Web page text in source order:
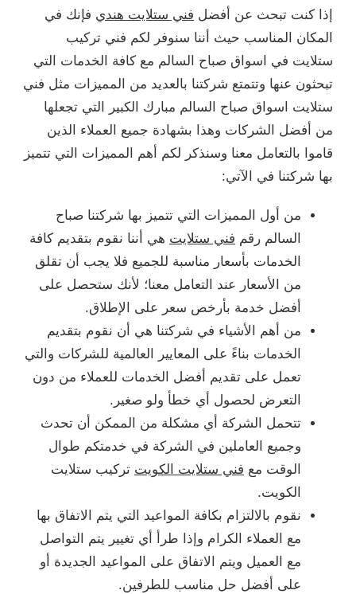
إذا كنت تبحث عن أفضل فني ستلايت هندي فإنك في
المكان المناسب حيث أننا سنوفر لكم فني تركيب
ستلايت في اسواق صباح السالم مع كافة الخدمات التي
تبحثون عنها وتتمتع شركتنا بالعديد من المميزات مثل فني
ستلايت اسواق صباح السالم مبارك الكبير التي تجعلها
من أفضل الشركات وهذا بشهادة جميع العملاء الذين
قاموا بالتعامل معنا وسنذكر لكم أهم المميزات التي تتميز
بها شركتنا في الآتي:
من أول المميزات التي تتميز بها شركتنا صباح
السالم رقم فني ستلايت هي أننا نقوم بتقديم كافة
الخدمات بأسعار مناسبة للجميع فلا يجب أن تقلق
من الأسعار عند التعامل معنا؛ لأنك ستحصل على
أفضل خدمة بأرخص سعر على الإطلاق.
من أهم الأشياء في شركتنا هي أن نقوم بتقديم
الخدمات بناءً على المعايير العالمية للشركات والتي
تعمل على تقديم أفضل الخدمات للعملاء من دون
التعرض لحصول أي خطأ ولو صغير.
تتحمل الشركة أي مشكلة من الممكن أن تحدث
وجميع العاملين في الشركة في خدمتكم طوال
الوقت مع فني ستلايت الكويت تركيب ستلايت
الكويت.
نقوم بالالتزام بكافة المواعيد التي يتم الاتفاق بها
مع العملاء الكرام وإذا طرأ أي تغيير يتم التواصل
مع العميل ويتم الاتفاق على المواعيد الجديدة أو
على أفضل حل مناسب للطرفين.